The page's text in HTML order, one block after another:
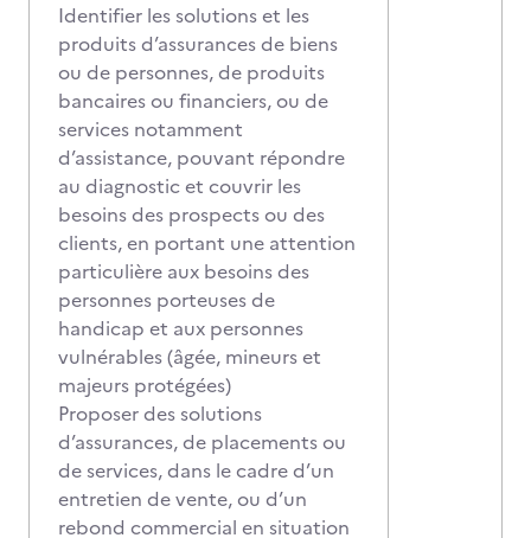
Identifier les solutions et les
produits d’assurances de biens
ou de personnes, de produits
bancaires ou financiers, ou de
services notamment
d’assistance, pouvant répondre
au diagnostic et couvrir les
besoins des prospects ou des
clients, en portant une attention
particulière aux besoins des
personnes porteuses de
handicap et aux personnes
vulnérables (âgée, mineurs et
majeurs protégées)
Proposer des solutions
d’assurances, de placements ou
de services, dans le cadre d’un
entretien de vente, ou d’un
rebond commercial en situation